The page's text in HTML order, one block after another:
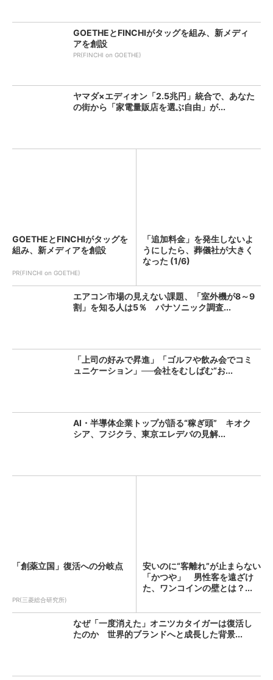
GOETHEとFINCHIがタッグを組み、新メディ
アを創設
PR(FINCHI on GOETHE)
ヤマダ×エディオン「2.5兆円」統合で、あなた
の街から「家電量販店を選ぶ自由」が...
GOETHEとFINCHIがタッグを
組み、新メディアを創設
PR(FINCHI on GOETHE)
「追加料金」を発生しないよ
うにしたら、葬儀社が大きく
なった (1/6)
エアコン市場の見えない課題、「室外機が8～9
割」を知る人は5％ パナソニック調査...
「上司の好みで昇進」「ゴルフや飲み会でコミ
ュニケーション」──会社をむしばむ“お...
AI・半導体企業トップが語る“稼ぎ頭” キオク
シア、フジクラ、東京エレデバの見解...
「創薬立国」復活への分岐点
PR(三菱総合研究所)
安いのに“客離れ”が止まらない
「かつや」 男性客を遠ざけ
た、ワンコインの壁とは？...
なぜ「一度消えた」オニツカタイガーは復活し
たのか 世界的ブランドへと成長した背景...